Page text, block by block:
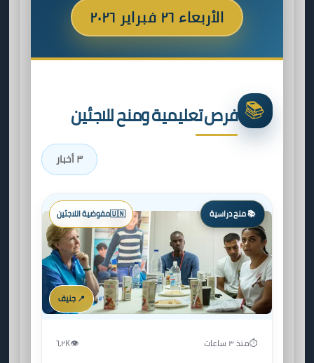
الأربعاء ٢٦ فبراير ٢٠٢٦
📚 فرص تعليمية ومنح للاجئين
٣ أخبار
📚 منح دراسية
📍 جنيف
🇺🇳مفوضية اللاجئين
⏱️منذ ٣ ساعات 👁️٦٫٢K